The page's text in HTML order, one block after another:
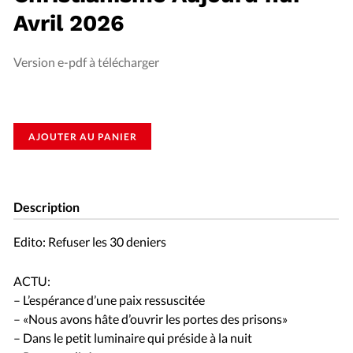
Avril 2026
Version e-pdf à télécharger
AJOUTER AU PANIER
Description
Edito: Refuser les 30 deniers
ACTU:
– L’espérance d’une paix ressuscitée
– «Nous avons hâte d’ouvrir les portes des prisons»
– Dans le petit luminaire qui préside à la nuit